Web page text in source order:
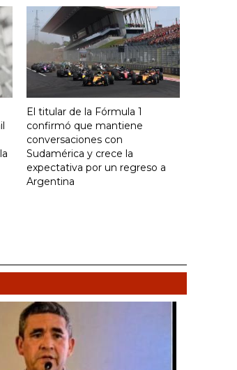
El titular de la Fórmula 1
confirmó que mantiene
conversaciones con
Sudamérica y crece la
expectativa por un regreso a
Argentina